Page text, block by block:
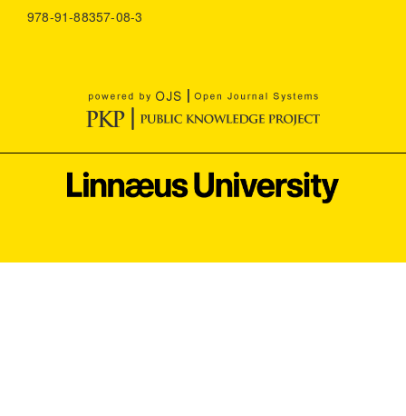
978-91-88357-08-3